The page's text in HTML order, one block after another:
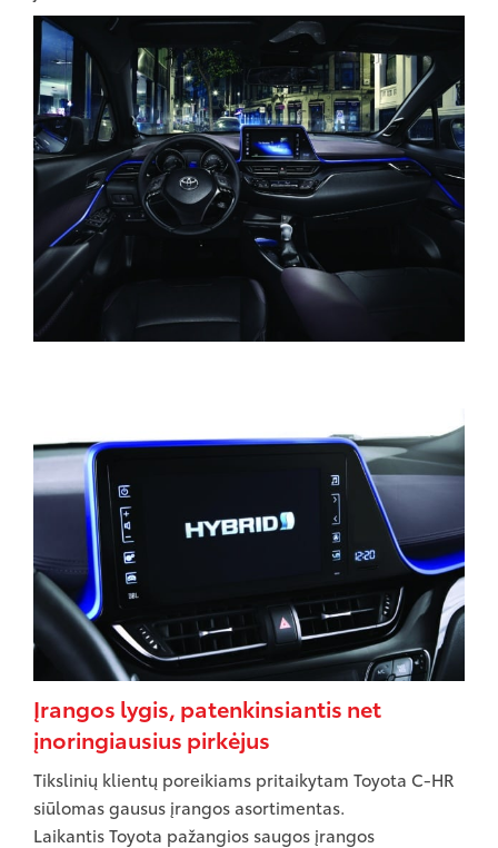
Įrangos lygis, patenkinsiantis net
įnoringiausius pirkėjus
Tikslinių klientų poreikiams pritaikytam Toyota C-HR
siūlomas gausus įrangos asortimentas.
Laikantis Toyota pažangios saugos įrangos